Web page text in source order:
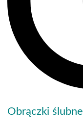
Obrączki ślubne